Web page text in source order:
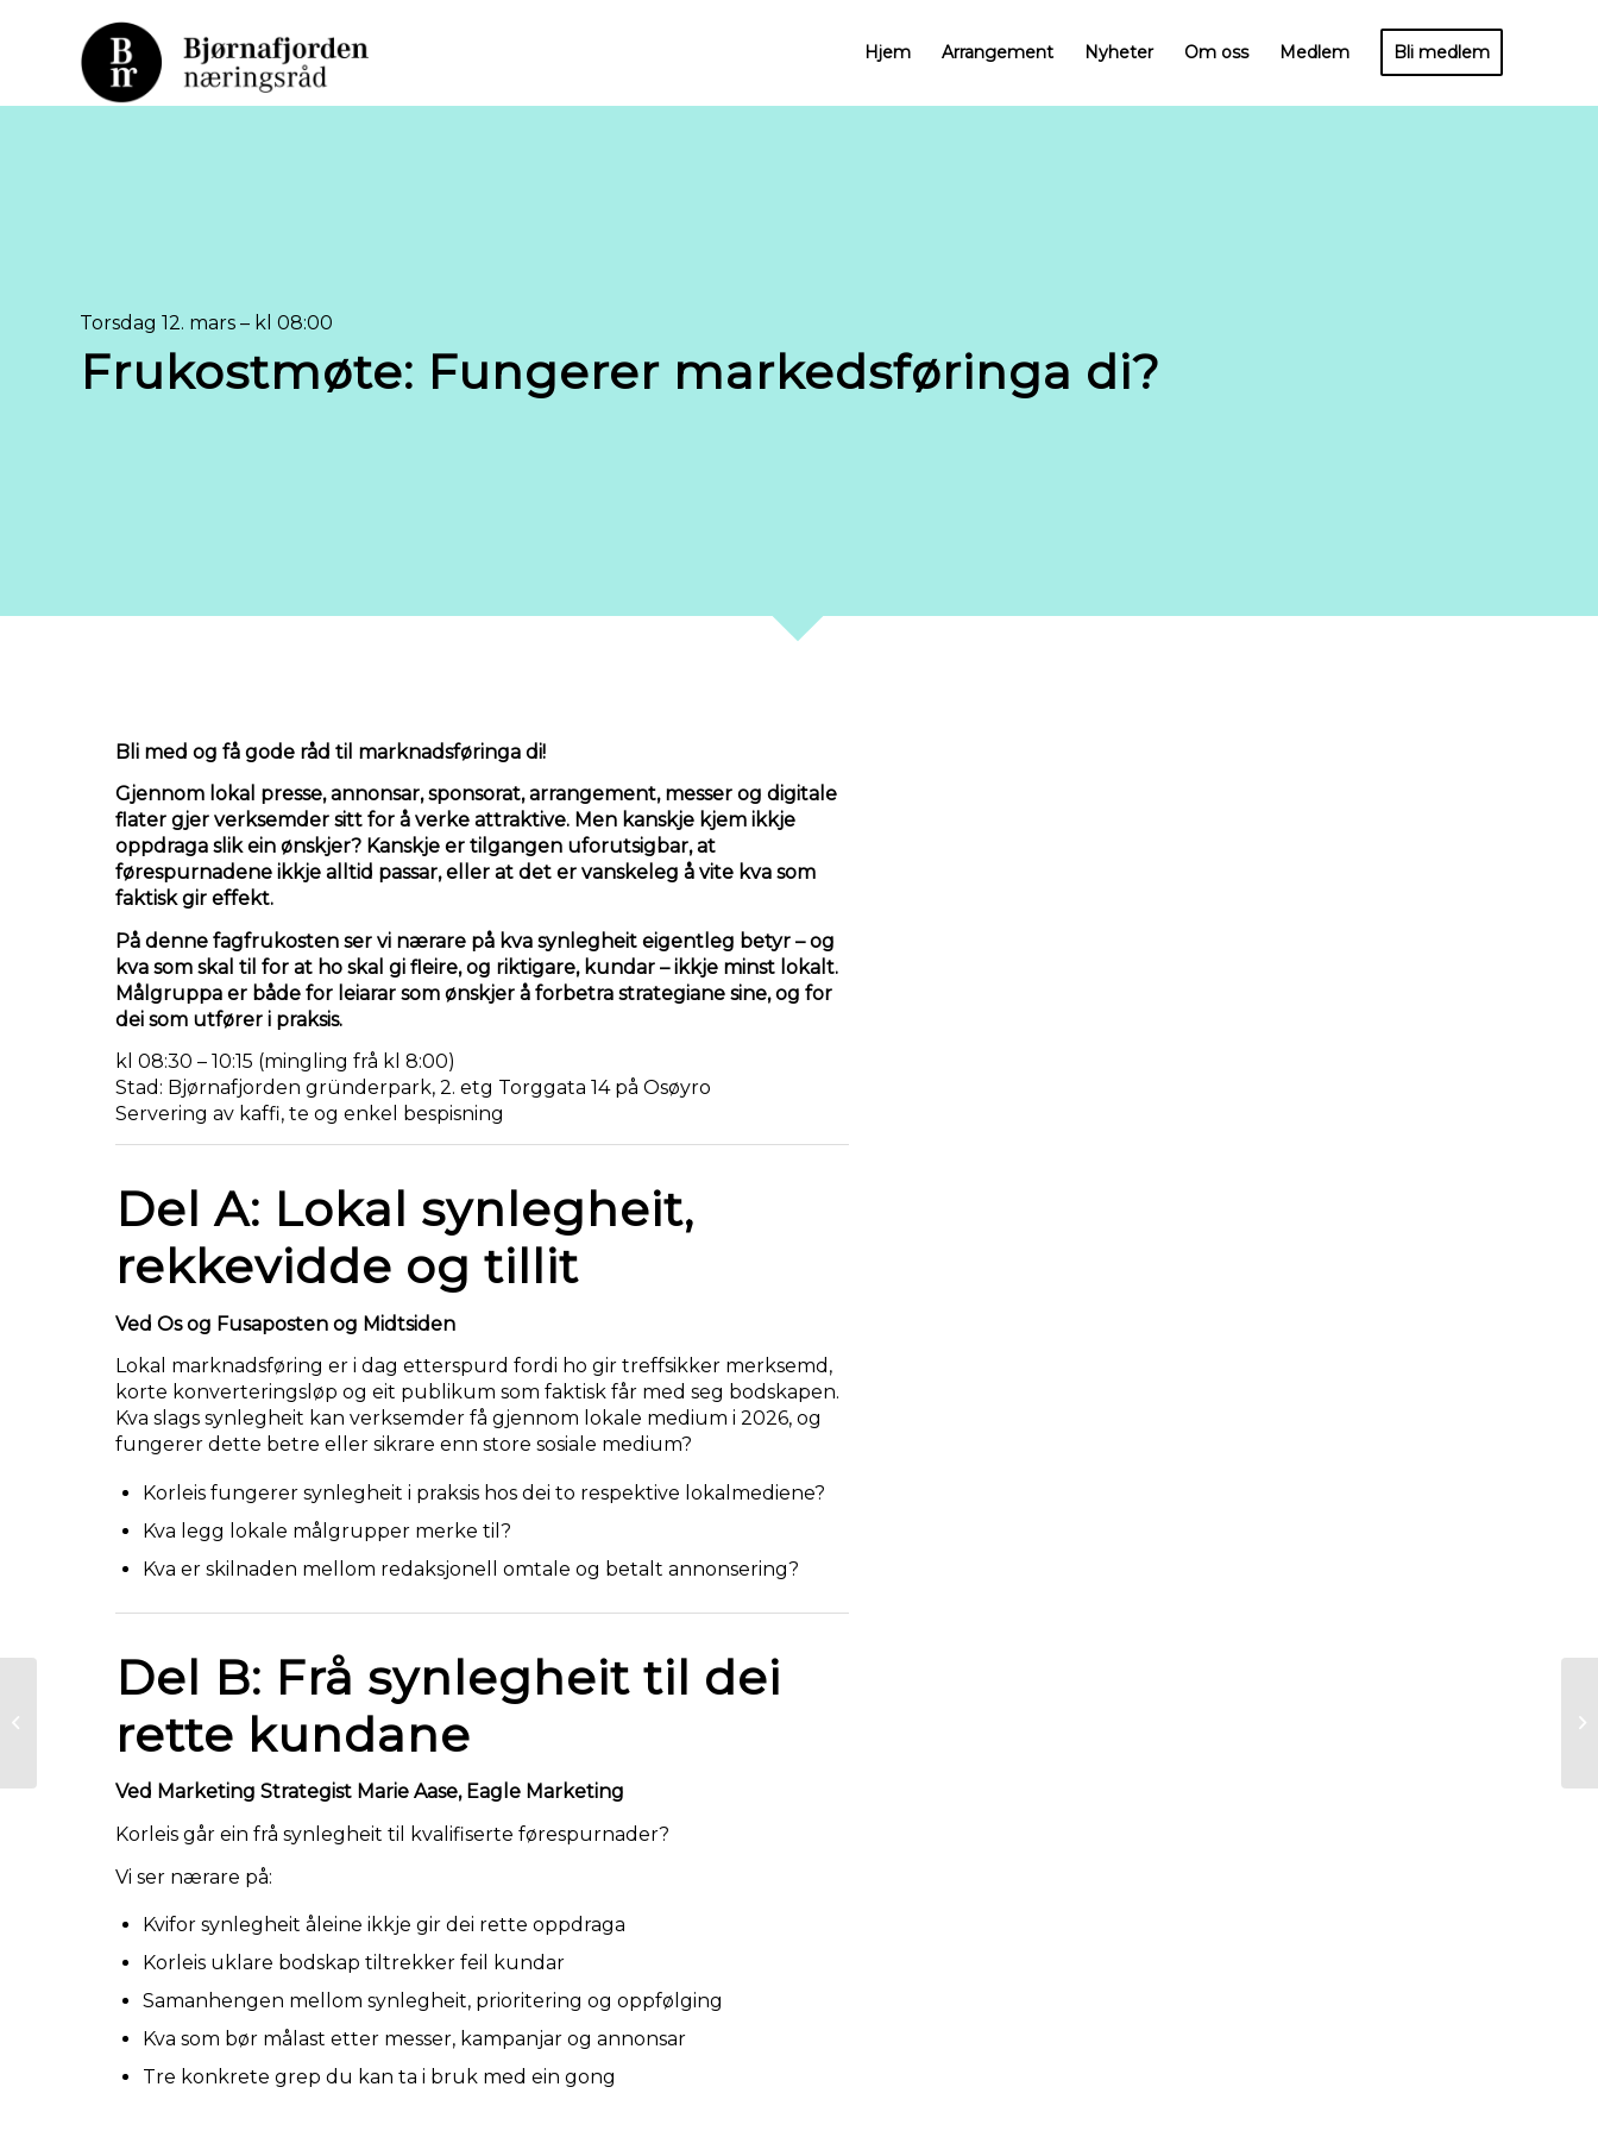
Hjem Arrangement Nyheter Om oss Medlem Bli medlem
Torsdag 12. mars – kl 08:00
Frukostmøte: Fungerer markedsføringa di?
Bli med og få gode råd til marknadsføringa di!
Gjennom lokal presse, annonsar, sponsorat, arrangement, messer og digitale
flater gjer verksemder sitt for å verke attraktive. Men kanskje kjem ikkje
oppdraga slik ein ønskjer? Kanskje er tilgangen uforutsigbar, at
førespurnadene ikkje alltid passar, eller at det er vanskeleg å vite kva som
faktisk gir effekt.
På denne fagfrukosten ser vi nærare på kva synlegheit eigentleg betyr – og
kva som skal til for at ho skal gi fleire, og riktigare, kundar – ikkje minst lokalt.
Målgruppa er både for leiarar som ønskjer å forbetra strategiane sine, og for
dei som utfører i praksis.
kl 08:30 – 10:15 (mingling frå kl 8:00)
Stad: Bjørnafjorden gründerpark, 2. etg Torggata 14 på Osøyro
Servering av kaffi, te og enkel bespisning
Del A: Lokal synlegheit,
rekkevidde og tillit
Ved Os og Fusaposten og Midtsiden
Lokal marknadsføring er i dag etterspurd fordi ho gir treffsikker merksemd,
korte konverteringsløp og eit publikum som faktisk får med seg bodskapen.
Kva slags synlegheit kan verksemder få gjennom lokale medium i 2026, og
fungerer dette betre eller sikrare enn store sosiale medium?
Korleis fungerer synlegheit i praksis hos dei to respektive lokalmediene?
Kva legg lokale målgrupper merke til?
Kva er skilnaden mellom redaksjonell omtale og betalt annonsering?
Del B: Frå synlegheit til dei
rette kundane
Ved Marketing Strategist Marie Aase, Eagle Marketing
Korleis går ein frå synlegheit til kvalifiserte førespurnader?
Vi ser nærare på:
Kvifor synlegheit åleine ikkje gir dei rette oppdraga
Korleis uklare bodskap tiltrekker feil kundar
Samanhengen mellom synlegheit, prioritering og oppfølging
Kva som bør målast etter messer, kampanjar og annonsar
Tre konkrete grep du kan ta i bruk med ein gong
Økonomiske utsikter